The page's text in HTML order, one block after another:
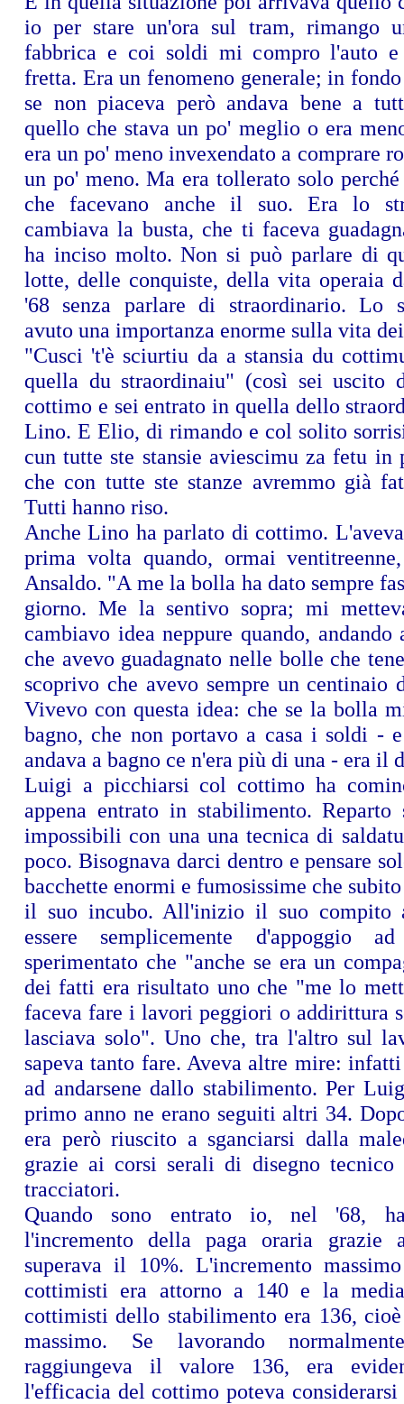
io per stare un'ora sul tram, rimango
fabbrica e coi soldi mi compro l'auto
fretta. Era un fenomeno generale; in
se non piaceva però andava bene a
quello che stava un po' meglio o era
era un po' meno invexendato a comprare
un po' meno. Ma era tollerato solo
che facevano anche il suo. Era lo
cambiava la busta, che ti faceva
ha inciso molto. Non si può parlare di
lotte, delle conquiste, della vita operaia
'68 senza parlare di straordinario. Lo
avuto una importanza enorme sulla vita
"Cusci 't'è sciurtiu da a stansia du
quella du straordinaiu" (così sei uscito
cottimo e sei entrato in quella dello
Lino. E Elio, di rimando e col solito
cun tutte ste stansie aviescimu za fetu in
che con tutte ste stanze avremmo già
Tutti hanno riso.
Anche Lino ha parlato di cottimo.
prima volta quando, ormai
Ansaldo. "A me la bolla ha dato sempre
giorno. Me la sentivo sopra; mi
cambiavo idea neppure quando,
che avevo guadagnato nelle bolle che
scoprivo che avevo sempre un centinaio
Vivevo con questa idea: che se la bolla
bagno, che non portavo a casa i soldi -
andava a bagno ce n'era più di una - era il
Luigi a picchiarsi col cottimo ha
appena entrato in stabilimento.
impossibili con una una tecnica di
poco. Bisognava darci dentro e pensare
bacchette enormi e fumosissime che
il suo incubo. All'inizio il suo compito
essere semplicemente d'appoggio
sperimentato che "anche se era un
dei fatti era risultato uno che "me lo
faceva fare i lavori peggiori o addirittura
lasciava solo". Uno che, tra l'altro sul
sapeva tanto fare. Aveva altre mire:
ad andarsene dallo stabilimento. Per
primo anno ne erano seguiti altri 34.
era però riuscito a sganciarsi dalla
grazie ai corsi serali di disegno tecnico
tracciatori.
Quando sono entrato io, nel '68,
l'incremento della paga oraria grazie
superava il 10%. L'incremento
cottimisti era attorno a 140 e la
cottimisti dello stabilimento era 136,
massimo. Se lavorando
raggiungeva il valore 136, era
l'efficacia del cottimo poteva